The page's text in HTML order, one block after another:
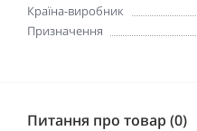
Країна-виробник
Призначення
Питання про товар (0)